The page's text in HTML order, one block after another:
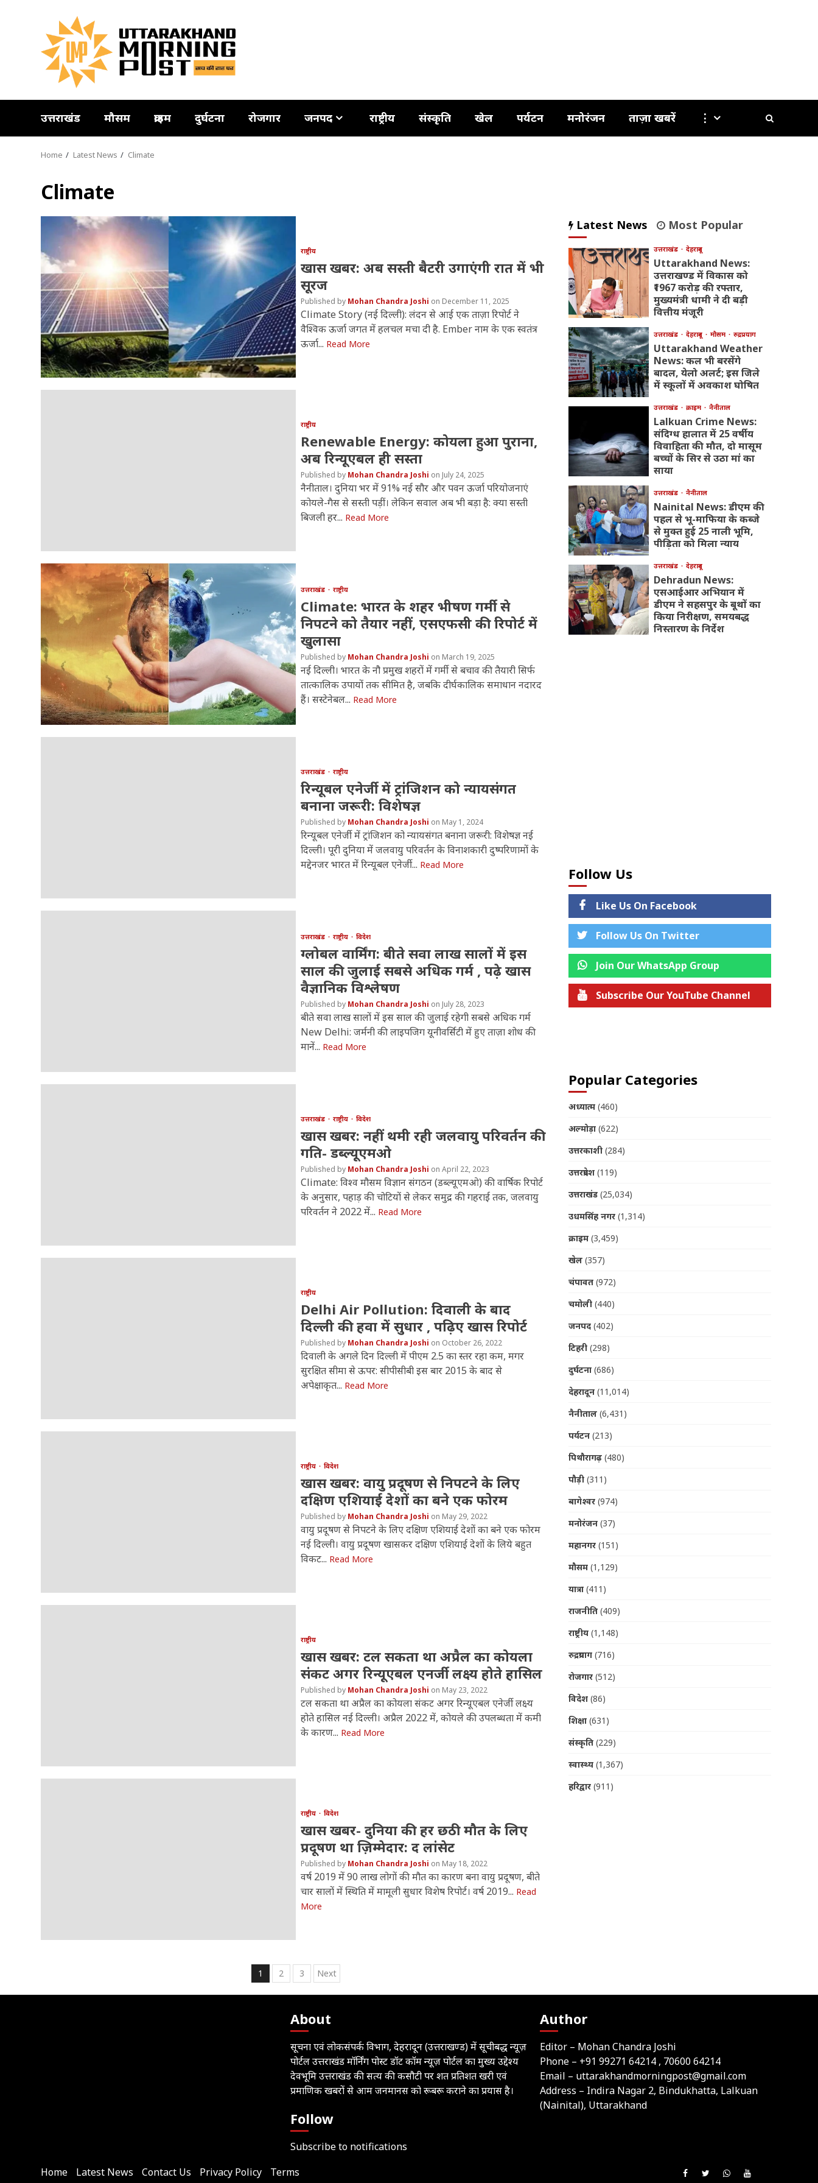
उत्तराखंड मौसम क्राइम दुर्घटना रोजगार जनपद राष्ट्रीय संस्कृति खेल पर्यटन मनोरंजन ताज़ा खबरें ⋮
Home Latest News Climate
Climate
राष्ट्रीय
खास खबर: अब सस्ती बैटरी उगाएंगी रात में भी
सूरज
Mohan Chandra Joshi December 11, 2025
Climate Story (नई दिल्ली): लंदन से आई एक ताज़ा रिपोर्ट ने
वैश्विक ऊर्जा जगत में हलचल मचा दी है. Ember नाम के एक स्वतंत्र
ऊर्जा... Read More
राष्ट्रीय
Renewable Energy: कोयला हुआ पुराना,
अब रिन्यूएबल ही सस्ता
Mohan Chandra Joshi July 24, 2025
नैनीताल। दुनिया भर में 91% नई सौर और पवन ऊर्जा परियोजनाएं
कोयले-गैस से सस्ती पड़ीं। लेकिन सवाल अब भी बड़ा है: क्या सस्ती
बिजली हर... Read More
उत्तराखंड राष्ट्रीय
Climate: भारत के शहर भीषण गर्मी से
निपटने को तैयार नहीं, एसएफसी की रिपोर्ट में
खुलासा
Mohan Chandra Joshi March 19, 2025
नई दिल्ली। भारत के नौ प्रमुख शहरों में गर्मी से बचाव की तैयारी सिर्फ
तात्कालिक उपायों तक सीमित है, जबकि दीर्घकालिक समाधान नदारद
हैं। सस्टेनेबल... Read More
उत्तराखंड राष्ट्रीय
रिन्यूबल एनेर्जी में ट्रांजिशन को न्‍यायसंगत
बनाना जरूरी: विशेषज्ञ
Mohan Chandra Joshi May 1, 2024
रिन्यूबल एनेर्जी में ट्रांजिशन को न्‍यायसंगत बनाना जरूरी: विशेषज्ञ नई
दिल्ली। पूरी दुनिया में जलवायु परिवर्तन के विनाशकारी दुष्परिणामों के
मद्देनजर भारत में रिन्यूबल एनेर्जी... Read More
उत्तराखंड राष्ट्रीय विदेश
ग्लोबल वार्मिंग: बीते सवा लाख सालों में इस
साल की जुलाई सबसे अधिक गर्म , पढ़े खास
वैज्ञानिक विश्लेषण
Mohan Chandra Joshi July 28, 2023
बीते सवा लाख सालों में इस साल की जुलाई रहेगी सबसे अधिक गर्म
New Delhi: जर्मनी की लाइपजिग यू‍नीवर्सिटी में हुए ताज़ा शोध की
मानें... Read More
उत्तराखंड राष्ट्रीय विदेश
खास खबर: नहीं थमी रही जलवायु परिवर्तन की
गति- डब्ल्यूएमओ
Mohan Chandra Joshi April 22, 2023
Climate: विश्व मौसम विज्ञान संगठन (डब्ल्यूएमओ) की वार्षिक रिपोर्ट
के अनुसार, पहाड़ की चोटियों से लेकर समुद्र की गहराई तक, जलवायु
परिवर्तन ने 2022 में... Read More
राष्ट्रीय
Delhi Air Pollution: दिवाली के बाद
दिल्ली की हवा में सुधार , पढ़िए खास रिपोर्ट
Mohan Chandra Joshi October 26, 2022
दिवाली के अगले दिन दिल्ली में पीएम 2.5 का स्तर रहा कम, मगर
सुरक्षित सीमा से ऊपर: सीपीसीबी इस बार 2015 के बाद से
अपेक्षाकृत... Read More
राष्ट्रीय विदेश
खास खबर: वायु प्रदूषण से निपटने के लिए
दक्षिण एशियाई देशों का बने एक फोरम
Mohan Chandra Joshi May 29, 2022
वायु प्रदूषण से निपटने के लिए दक्षिण एशियाई देशों का बने एक फोरम
नई दिल्ली। वायु प्रदूषण खासकर दक्षिण एशियाई देशों के लिये बहुत
विकट... Read More
राष्ट्रीय
खास खबर: टल सकता था अप्रैल का कोयला
संकट अगर रिन्यूएबल एनर्जी लक्ष्य होते हासिल
Mohan Chandra Joshi May 23, 2022
टल सकता था अप्रैल का कोयला संकट अगर रिन्यूएबल एनेर्जी लक्ष्य
होते हासिल नई दिल्ली। अप्रैल 2022 में, कोयले की उपलब्धता में कमी
के कारण... Read More
राष्ट्रीय विदेश
खास खबर- दुनिया की हर छठी मौत के लिए
प्रदूषण था ज़िम्मेदार: द लांसेट
Mohan Chandra Joshi May 18, 2022
वर्ष 2019 में 90 लाख लोगों की मौत का कारण बना वायु प्रदूषण, बीते
चार सालों में स्थिति में मामूली सुधार विशेष रिपोर्ट। वर्ष 2019... Read
More
Posts
pagination
1 2 3 Next
Latest News Most Popular
उत्तराखंड देहरादून
Uttarakhand News:
उत्तराखण्ड में विकास को
₹1967 करोड़ की रफ्तार,
मुख्यमंत्री धामी ने दी बड़ी
वित्तीय मंजूरी
उत्तराखंड देहरादून मौसम रुद्रप्रयाग
Uttarakhand Weather
News: कल भी बरसेंगे
बादल, येलो अलर्ट; इस जिले
में स्कूलों में अवकाश घोषित
उत्तराखंड क्राइम नैनीताल
Lalkuan Crime News:
संदिग्ध हालात में 25 वर्षीय
विवाहिता की मौत, दो मासूम
बच्चों के सिर से उठा मां का
साया
उत्तराखंड नैनीताल
Nainital News: डीएम की
पहल से भू-माफिया के कब्जे
से मुक्त हुई 25 नाली भूमि,
पीड़िता को मिला न्याय
उत्तराखंड देहरादून
Dehradun News:
एसआईआर अभियान में
डीएम ने सहसपुर के बूथों का
किया निरीक्षण, समयबद्ध
निस्तारण के निर्देश
Follow Us
Like Us On Facebook
Follow Us On Twitter
Join Our WhatsApp Group
Subscribe Our YouTube Channel
Popular Categories
अध्यात्म(460)
अल्मोड़ा(622)
उत्तरकाशी(284)
उत्तरप्रदेश(119)
उत्तराखंड(25,034)
उधमसिंह नगर(1,314)
क्राइम(3,459)
खेल(357)
चंपावत(972)
चमोली(440)
जनपद(402)
टिहरी(298)
दुर्घटना(686)
देहरादून(11,014)
नैनीताल(6,431)
पर्यटन(213)
पिथौरागढ़(480)
पौड़ी(311)
बागेश्वर(974)
मनोरंजन(37)
महानगर(151)
मौसम(1,129)
यात्रा(411)
राजनीति(409)
राष्ट्रीय(1,148)
रुद्रप्रयाग(716)
रोजगार(512)
विदेश(86)
शिक्षा(631)
संस्कृति(229)
स्वास्थ्य(1,367)
हरिद्वार(911)
About
सूचना एवं लोकसंपर्क विभाग, देहरादून (उत्तराखण्ड) में सूचीबद्ध न्यूज़
पोर्टल उत्तराखंड मॉर्निंग पोस्ट डॉट कॉम न्यूज़ पोर्टल का मुख्य उद्देश्य
देवभूमि उत्तराखंड की सत्य की कसौटी पर शत प्रतिशत खरी एवं
प्रमाणिक खबरों से आम जनमानस को रूबरू कराने का प्रयास है।
Follow
Subscribe to notifications
Author
Editor – Mohan Chandra Joshi
Phone – +91 99271 64214, 70600 64214
Email – uttarakhandmorningpost@gmail.com
Address – Indira Nagar 2, Bindukhatta, Lalkuan
(Nainital), Uttarakhand
Home Latest News Contact Us Privacy Policy Terms LikeFollow
Join Subscribe